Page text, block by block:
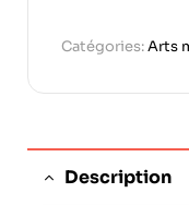
Catégories:Arts
Description